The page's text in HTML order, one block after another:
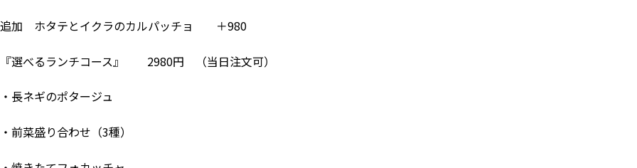
追加 ホタテとイクラのカルパッチョ ＋980
『選べるランチコース』 2980円 （当日注文可）
・長ネギのポタージュ
・前菜盛り合わせ（3種）